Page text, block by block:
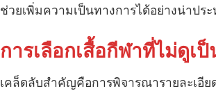
ช่วยเพิ่มความเป็นทางการได้อย่างน่าปร
การเลือกเสื้อกีฬาที่ไม่ดูเ
เคล็ดลับสำคัญคือการพิจารณารายละเอีย